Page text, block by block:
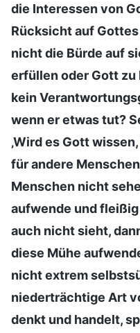
die Interessen von
Rücksicht auf
nicht die Bürde auf
erfüllen oder Gott zu
kein
wenn er etwas tut?
‚Wird es Gott
für andere
Menschen nicht
aufwende und
auch nicht sieht,
diese Mühe
nicht extrem
niederträchtige Art
denkt und handelt,